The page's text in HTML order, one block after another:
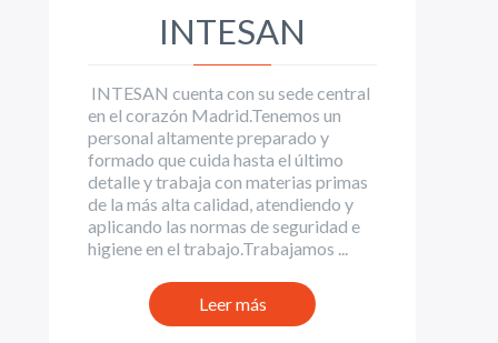
INTESAN
INTESAN cuenta con su sede central
en el corazón Madrid.Tenemos un
personal altamente preparado y
formado que cuida hasta el último
detalle y trabaja con materias primas
de la más alta calidad, atendiendo y
aplicando las normas de seguridad e
higiene en el trabajo.Trabajamos ...
Leer más